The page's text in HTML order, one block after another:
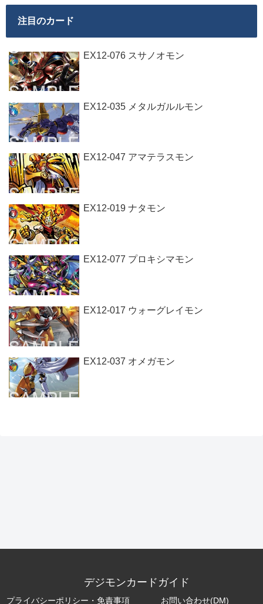
注目のカード
EX12-076 スサノオモン
EX12-035 メタルガルルモン
EX12-047 アマテラスモン
EX12-019 ナタモン
EX12-077 プロキシマモン
EX12-017 ウォーグレイモン
EX12-037 オメガモン
デジモンカードガイド
プライバシーポリシー・免責事項 お問い合わせ(DM)